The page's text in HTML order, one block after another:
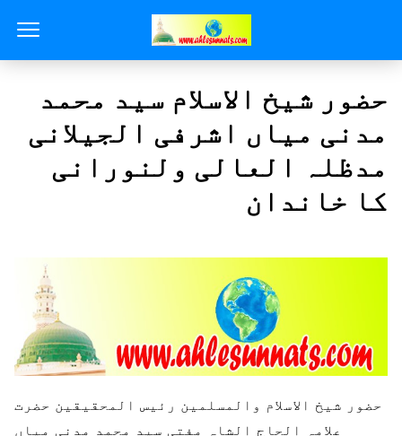
حضور شیخ الاسلام سید محمد
مدنی میاں اشرفی الجیلانی
مدظلہ العالی ولنورانی
کا خاندان
حضور شیخ الاسلام والمسلمین رئیس المحقیقین حضرت
علامہ الحاج الشاہ مفتی سید محمد مدنی میاں